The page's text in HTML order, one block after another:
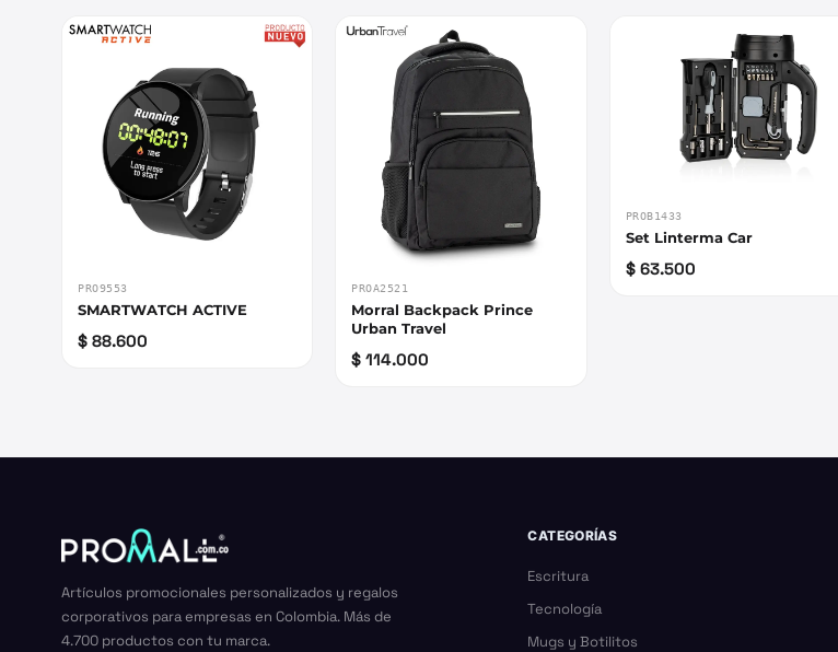
PRO9553
SMARTWATCH ACTIVE
$ 88.600
PROA2521
Morral Backpack Prince
Urban Travel
$ 114.000
PROB1433
Set Linterma Car
$ 63.500
Artículos promocionales personalizados y regalos
corporativos para empresas en Colombia. Más de
4.700 productos con tu marca.
CATEGORÍAS
Escritura
Tecnología
Mugs y Botilitos